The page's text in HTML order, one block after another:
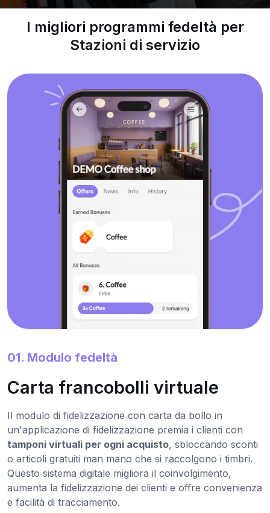
I migliori programmi fedeltà per
Stazioni di servizio
01. Modulo fedeltà
Carta francobolli virtuale
Il modulo di fidelizzazione con carta da bollo in
un'applicazione di fidelizzazione premia i clienti con
tamponi virtuali per ogni acquisto, sbloccando sconti
o articoli gratuiti man mano che si raccolgono i timbri.
Questo sistema digitale migliora il coinvolgimento,
aumenta la fidelizzazione dei clienti e offre convenienza
e facilità di tracciamento.